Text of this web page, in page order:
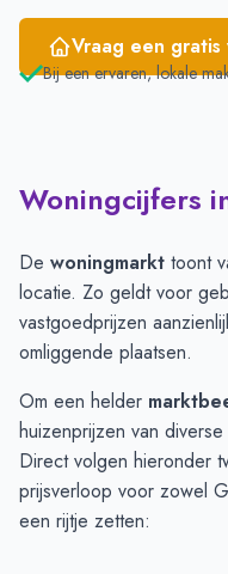
Vraag een
Bij een ervaren, lokale
Woningcijfers
De woningmarkt toont
locatie. Zo geldt voor
vastgoedprijzen
omliggende plaatsen.
Om een helder
huizenprijzen van
Direct volgen hieronder
prijsverloop voor zowel
een rijtje zetten: